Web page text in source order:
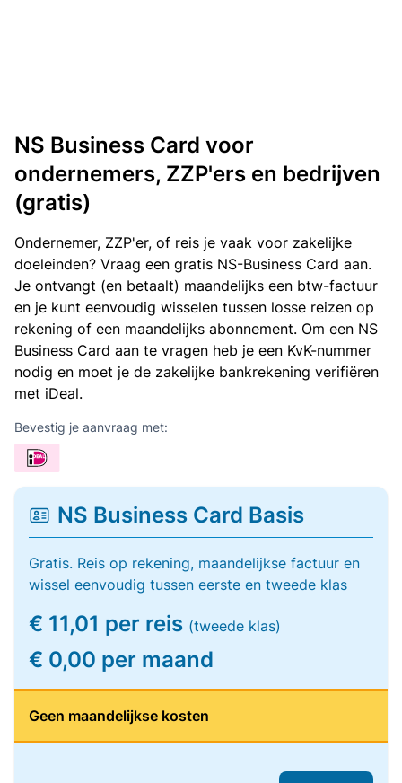
NS Business Card voor
ondernemers, ZZP'ers en bedrijven
(gratis)
Ondernemer, ZZP'er, of reis je vaak voor zakelijke
doeleinden? Vraag een gratis NS-Business Card aan.
Je ontvangt (en betaalt) maandelijks een btw-factuur
en je kunt eenvoudig wisselen tussen losse reizen op
rekening of een maandelijks abonnement. Om een NS
Business Card aan te vragen heb je een KvK-nummer
nodig en moet je de zakelijke bankrekening verifiëren
met iDeal.
Bevestig je aanvraag met:
NS Business Card Basis
Gratis. Reis op rekening, maandelijkse factuur en
wissel eenvoudig tussen eerste en tweede klas
€ 11,01 per reis (tweede klas)
€ 0,00 per maand
Geen maandelijkse kosten